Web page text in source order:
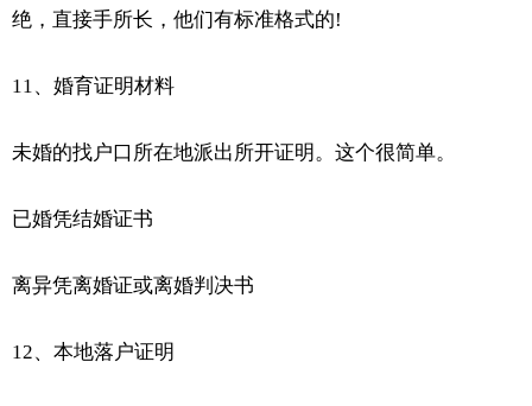
绝，直接手所长，他们有标准格式的!
11、婚育证明材料
未婚的找户口所在地派出所开证明。这个很简单。
已婚凭结婚证书
离异凭离婚证或离婚判决书
12、本地落户证明